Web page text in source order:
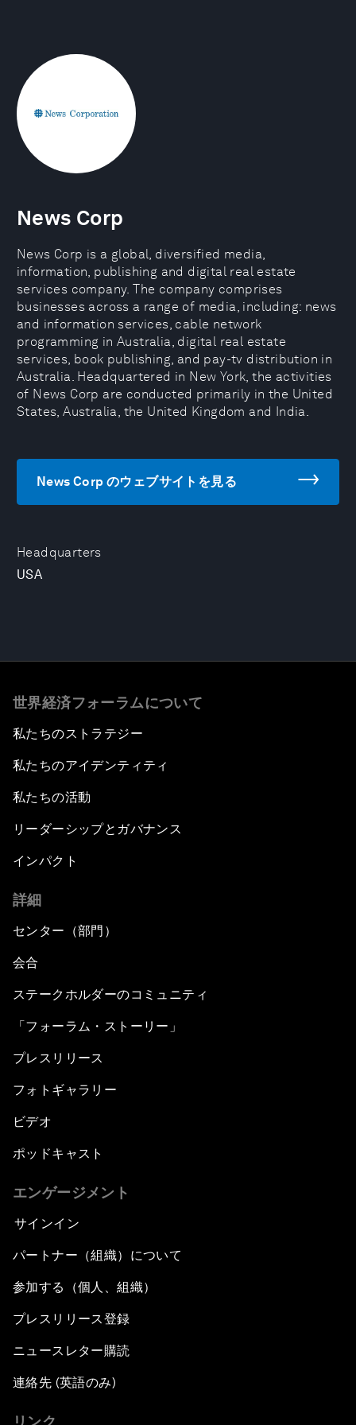
Headquarters
USA
News Corp
News Corp is a global, diversified media,
information, publishing and digital real estate
services company. The company comprises
businesses across a range of media, including: news
and information services, cable network
programming in Australia, digital real estate
services, book publishing, and pay-tv distribution in
Australia. Headquartered in New York, the activities
of News Corp are conducted primarily in the United
States, Australia, the United Kingdom and India.
News Corp のウェブサイトを見る
世界経済フォーラムについて
私たちのストラテジー
私たちのアイデンティティ
私たちの活動
リーダーシップとガバナンス
インパクト
詳細
センター（部門）
会合
ステークホルダーのコミュニティ
「フォーラム・ストーリー」
プレスリリース
フォトギャラリー
ビデオ
ポッドキャスト
エンゲージメント
サインイン
パートナー（組織）について
参加する（個人、組織）
プレスリリース登録
ニュースレター購読
連絡先 (英語のみ)
リンク